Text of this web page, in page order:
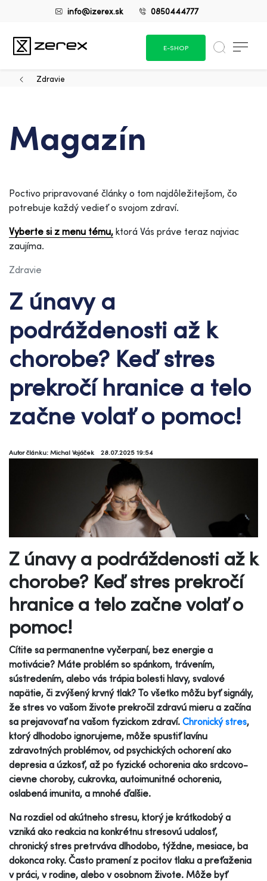
info@izerex.sk 0850444777
E-SHOP
Zdravie
Magazín
Poctivo pripravované články o tom najdôležitejšom, čo
potrebuje každý vedieť o svojom zdraví.
Vyberte si z menu tému, ktorá Vás práve teraz najviac
zaujíma.
Zdravie
Z únavy a
podráždenosti až k
chorobe? Keď stres
prekročí hranice a telo
začne volať o pomoc!
Autor článku: Michal Vojáček 28.07.2025 19:54
Z únavy a podráždenosti až k
chorobe? Keď stres prekročí
hranice a telo začne volať o
pomoc!
Cítite sa permanentne vyčerpaní, bez energie a
motivácie? Máte problém so spánkom, trávením,
sústredením, alebo vás trápia bolesti hlavy, svalové
napätie, či zvýšený krvný tlak? To všetko môžu byť signály,
že stres vo vašom živote prekročil zdravú mieru a začína
sa prejavovať na vašom fyzickom zdraví. Chronický stres,
ktorý dlhodobo ignorujeme, môže spustiť lavínu
zdravotných problémov, od psychických ochorení ako
depresia a úzkosť, až po fyzické ochorenia ako srdcovo-
cievne choroby, cukrovka, autoimunitné ochorenia,
oslabená imunita, a mnohé ďalšie.
Na rozdiel od akútneho stresu, ktorý je krátkodobý a
vzniká ako reakcia na konkrétnu stresovú udalosť,
chronický stres pretrváva dlhodobo, týždne, mesiace, ba
dokonca roky. Často pramení z pocitov tlaku a preťaženia
v práci, v rodine, alebo v osobnom živote. Môže byť